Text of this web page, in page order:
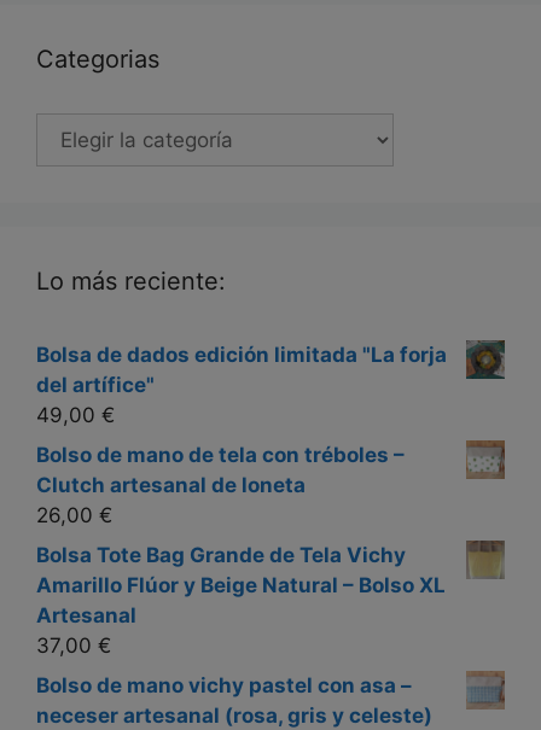
Categorias
Categorias
Lo más reciente:
Bolsa de dados edición limitada "La forja
del artífice"
49,00 €
Bolso de mano de tela con tréboles –
Clutch artesanal de loneta
26,00 €
Bolsa Tote Bag Grande de Tela Vichy
Amarillo Flúor y Beige Natural – Bolso XL
Artesanal
37,00 €
Bolso de mano vichy pastel con asa –
neceser artesanal (rosa, gris y celeste)